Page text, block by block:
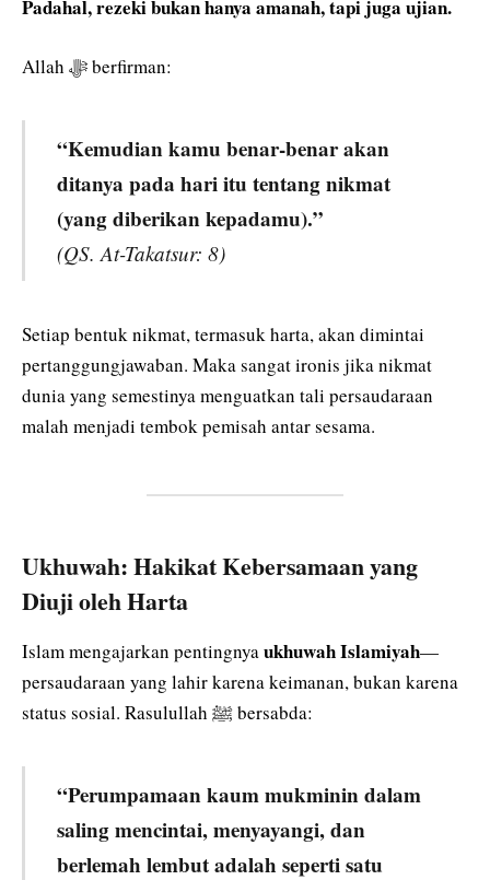
Padahal, rezeki bukan hanya amanah, tapi juga ujian.
Allah ﷻ berfirman:
“Kemudian kamu benar-benar akan
ditanya pada hari itu tentang nikmat
(yang diberikan kepadamu).”
(QS. At-Takatsur: 8)
Setiap bentuk nikmat, termasuk harta, akan dimintai
pertanggungjawaban. Maka sangat ironis jika nikmat
dunia yang semestinya menguatkan tali persaudaraan
malah menjadi tembok pemisah antar sesama.
Ukhuwah: Hakikat Kebersamaan yang
Diuji oleh Harta
Islam mengajarkan pentingnyaukhuwah Islamiyah—
persaudaraan yang lahir karena keimanan, bukan karena
status sosial. Rasulullah ﷺ bersabda:
“Perumpamaan kaum mukminin dalam
saling mencintai, menyayangi, dan
berlemah lembut adalah seperti satu